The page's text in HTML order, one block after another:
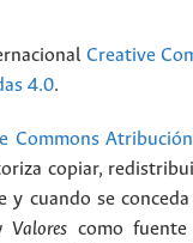
Creative
4.0.
Commons
copiar,
y cuando se
Valores como